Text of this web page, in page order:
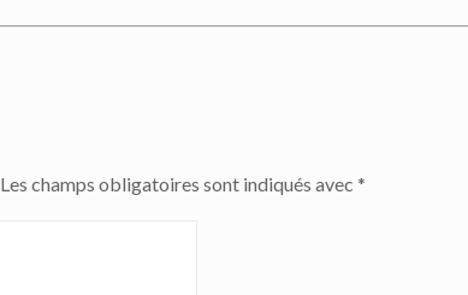
Les champs obligatoires sont indiqués avec *